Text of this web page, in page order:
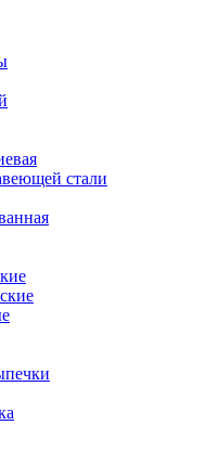
стали